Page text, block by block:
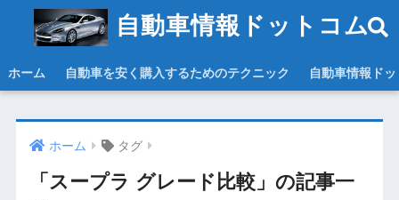
自動車情報ドットコム
ホーム 自動車を安く購入するためのテクニック 自動車情報ド
ホーム タグ
「スープラ グレード比較」の記事一